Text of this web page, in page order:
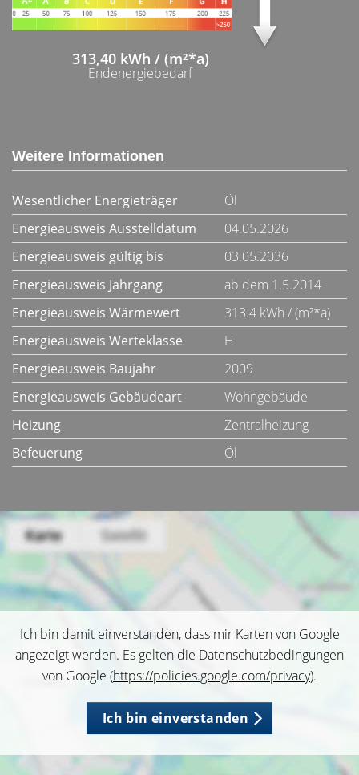
313,40 kWh / (m²*a)
Endenergiebedarf
Weitere Informationen
Wesentlicher Energieträger
Öl
Energieausweis Ausstelldatum
04.05.2026
Energieausweis gültig bis
03.05.2036
Energieausweis Jahrgang
ab dem 1.5.2014
Energieausweis Wärmewert
313.4 kWh / (m²*a)
Energieausweis Werteklasse
H
Energieausweis Baujahr
2009
Energieausweis Gebäudeart
Wohngebäude
Heizung
Zentralheizung
Befeuerung
Öl
Ich bin damit einverstanden, dass mir Karten von Google
angezeigt werden. Es gelten die Datenschutzbedingungen
von Google (https://policies.google.com/privacy).
Ich bin einverstanden